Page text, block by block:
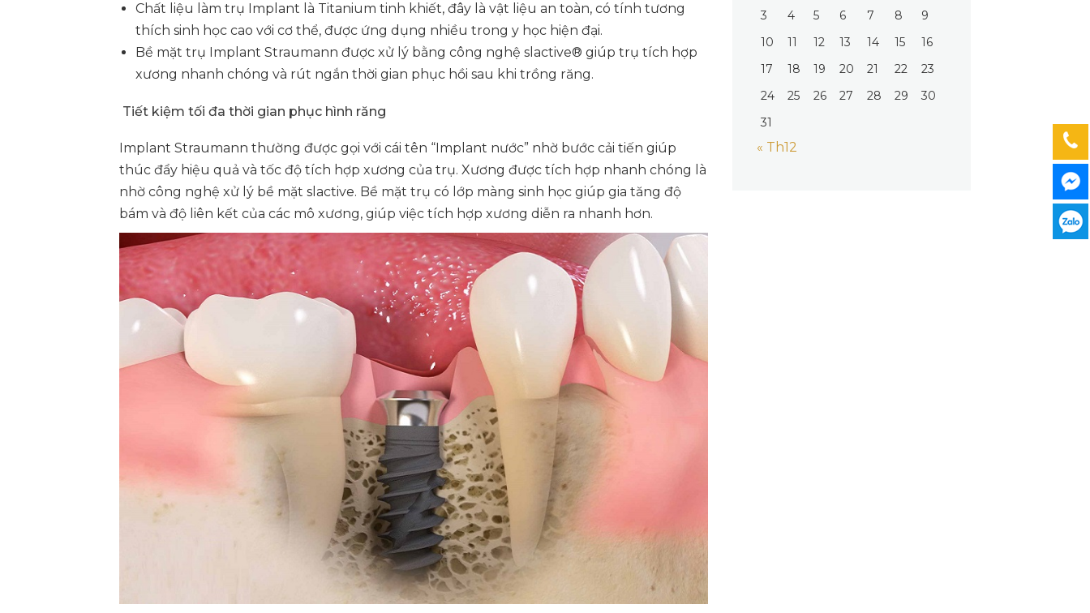
Chất liệu làm trụ Implant là Titanium tinh khiết, đây là vật liệu an toàn, có tính tương
thích sinh học cao với cơ thể, được ứng dụng nhiều trong y học hiện đại.
Bề mặt trụ Implant Straumann được xử lý bằng công nghệ slactive® giúp trụ tích hợp
xương nhanh chóng và rút ngắn thời gian phục hồi sau khi trồng răng.
Tiết kiệm tối đa thời gian phục hình răng
Implant Straumann thường được gọi với cái tên “Implant nước” nhờ bước cải tiến giúp
thúc đẩy hiệu quả và tốc độ tích hợp xương của trụ. Xương được tích hợp nhanh chóng là
nhờ công nghệ xử lý bề mặt slactive. Bề mặt trụ có lớp màng sinh học giúp gia tăng độ
bám và độ liên kết của các mô xương, giúp việc tích hợp xương diễn ra nhanh hơn.
3
4 5 6 7 8
9
10
11 12 13 14 15
16
17
18 19 20 21 22
23
24
25 26 27 28 29
30
31
« Th12